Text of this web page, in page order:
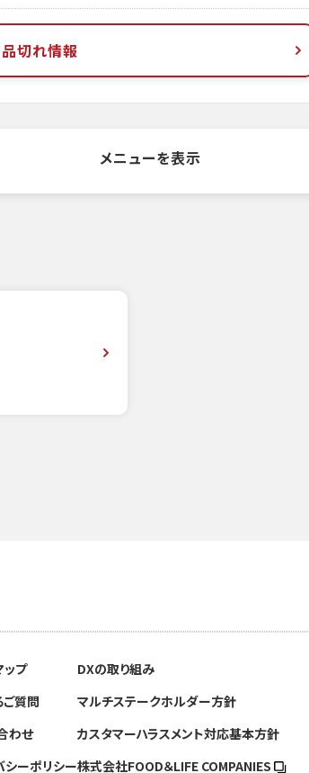
品切れ情報
メニューを表示
ップ
ご質問
わせ
シーポリシー
DXの取り組み
マルチステークホルダー方針
カスタマーハラスメント対応基本方針
株式会社FOOD＆LIFE COMPANIES